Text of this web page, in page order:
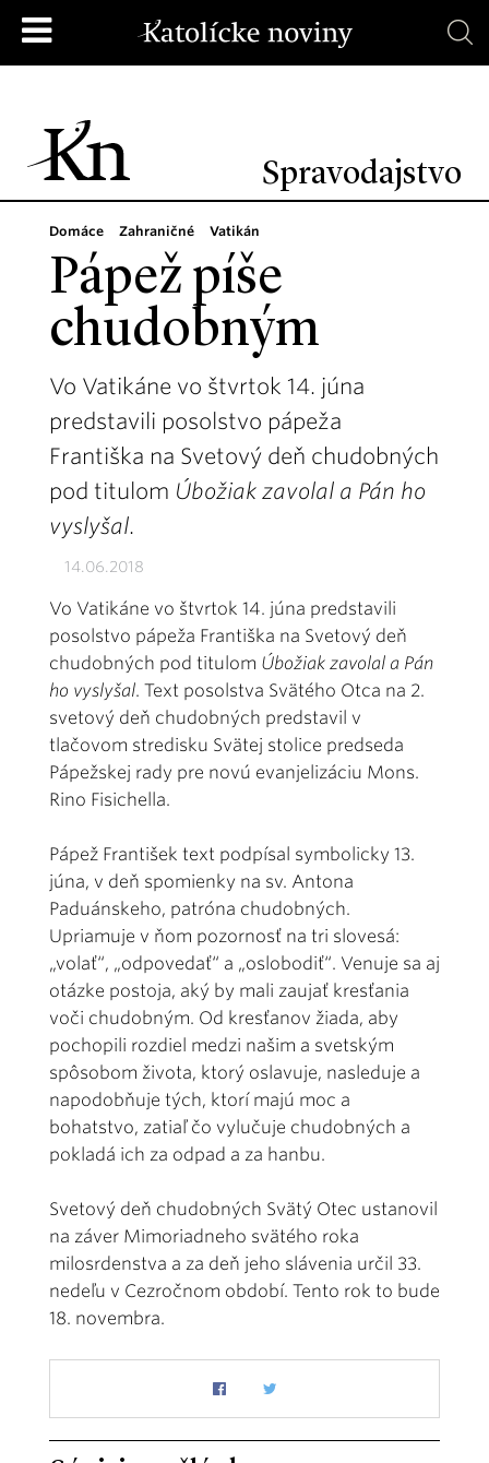
Spravodajstvo
Domáce Zahraničné Vatikán
Pápež píše
chudobným
Vo Vatikáne vo štvrtok 14. júna
predstavili posolstvo pápeža
Františka na Svetový deň chudobných
pod titulom Úbožiak zavolal a Pán ho
vyslyšal.
14.06.2018
Vo Vatikáne vo štvrtok 14. júna predstavili
posolstvo pápeža Františka na Svetový deň
chudobných pod titulom Úbožiak zavolal a Pán
ho vyslyšal. Text posolstva Svätého Otca na 2.
svetový deň chudobných predstavil v
tlačovom stredisku Svätej stolice predseda
Pápežskej rady pre novú evanjelizáciu Mons.
Rino Fisichella.
Pápež František text podpísal symbolicky 13.
júna, v deň spomienky na sv. Antona
Paduánskeho, patróna chudobných.
Upriamuje v ňom pozornosť na tri slovesá:
„volať“, „odpovedať“ a „oslobodiť“. Venuje sa aj
otázke postoja, aký by mali zaujať kresťania
voči chudobným. Od kresťanov žiada, aby
pochopili rozdiel medzi našim a svetským
spôsobom života, ktorý oslavuje, nasleduje a
napodobňuje tých, ktorí majú moc a
bohatstvo, zatiaľ čo vylučuje chudobných a
pokladá ich za odpad a za hanbu.
Svetový deň chudobných Svätý Otec ustanovil
na záver Mimoriadneho svätého roka
milosrdenstva a za deň jeho slávenia určil 33.
nedeľu v Cezročnom období. Tento rok to bude
18. novembra.